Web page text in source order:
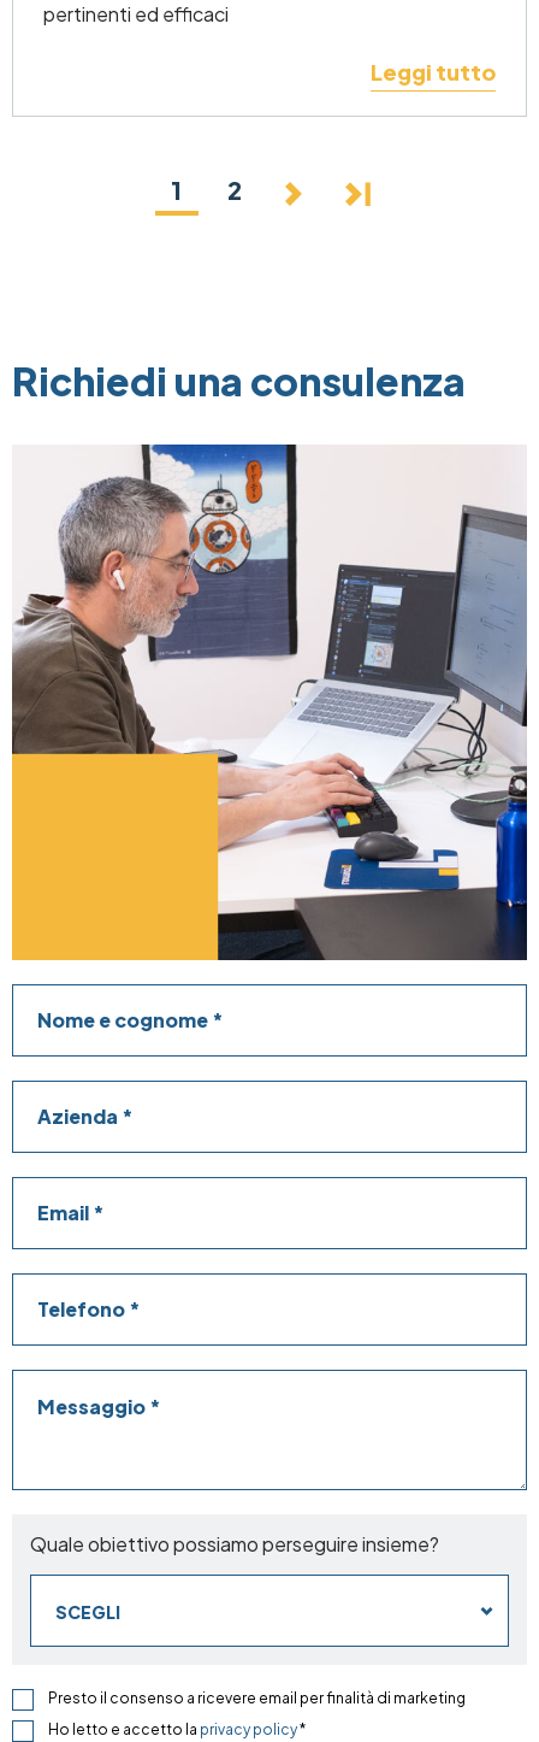
pertinenti ed efficaci
Leggi tutto
Current page
1 Page
2 Next pageLast page
Richiedi una consulenza
Quale obiettivo possiamo perseguire insieme?
SCEGLI
Presto il consenso a ricevere email per finalità di marketing
Ho letto e accetto la privacy policy*